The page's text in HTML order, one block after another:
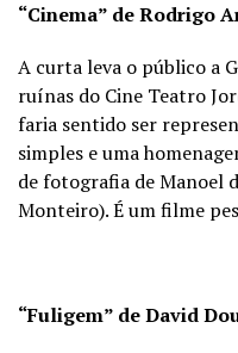
“Cinema” de Rodrigo
A curta leva o público a
ruínas do Cine Teatro
faria sentido ser
simples e uma
de fotografia de Manoel
Monteiro). É um filme
“Fuligem” de David